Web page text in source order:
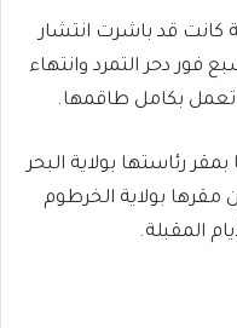
كانت قد باشرت انتشار
فور دحر التمرد وانتهاء
بكامل طاقمها.
رئاستها بولاية البحر
بولاية الخرطوم
المقبلة.